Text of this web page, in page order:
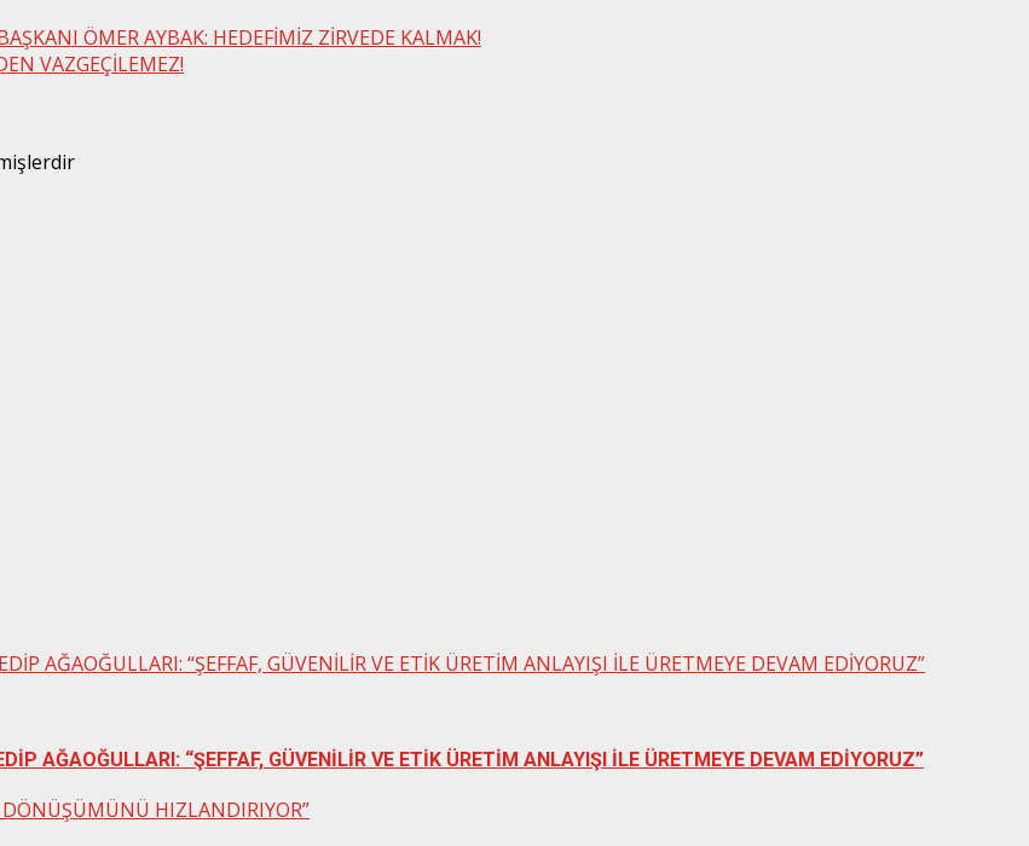
ÖMER AYBAK: HEDEFİMİZ ZİRVEDE KALMAK!
VAZGEÇİLEMEZ!
AĞAOĞULLARI: “ŞEFFAF, GÜVENİLİR VE ETİK ÜRETİM ANLAYIŞI İLE ÜRETMEYE DEVAM EDİYORUZ”
AĞAOĞULLARI: “ŞEFFAF, GÜVENİLİR VE ETİK ÜRETİM ANLAYIŞI İLE ÜRETMEYE DEVAM EDİYORUZ”
DÖNÜŞÜMÜNÜ HIZLANDIRIYOR”